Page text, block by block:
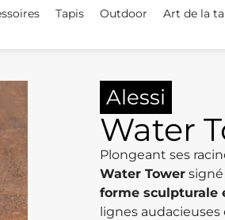
Tapis Outdoor Art de la
Alessi
Water
Plongeant ses
Water Tower signé
forme sculpturale
lignes audacieuses